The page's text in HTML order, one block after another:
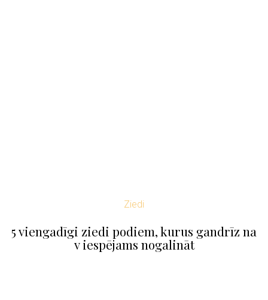
Ziedi
5 viengadīgi ziedi podiem, kurus gandrīz na
v iespējams nogalināt